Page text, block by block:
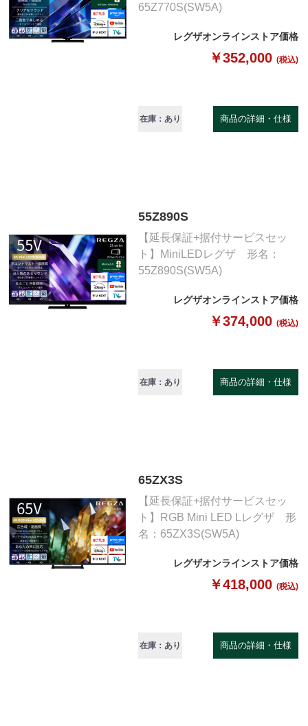
65Z770S(SW5A)
レグザオンラインストア価格
￥352,000 (税込)
在庫：あり 商品の詳細・仕様
55Z890S
【延長保証+据付サービスセッ
ト】MiniLEDレグザ 形名：
55Z890S(SW5A)
レグザオンラインストア価格
￥374,000 (税込)
在庫：あり 商品の詳細・仕様
65ZX3S
【延長保証+据付サービスセッ
ト】RGB Mini LED Lレグザ 形
名：65ZX3S(SW5A)
レグザオンラインストア価格
￥418,000 (税込)
在庫：あり 商品の詳細・仕様